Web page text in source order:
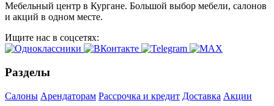
Мебельный центр в Кургане. Большой выбор мебели, салонов
и акций в одном месте.
Ищите нас в соцсетях:
Разделы
Салоны Арендаторам Рассрочка и кредит Доставка Акции